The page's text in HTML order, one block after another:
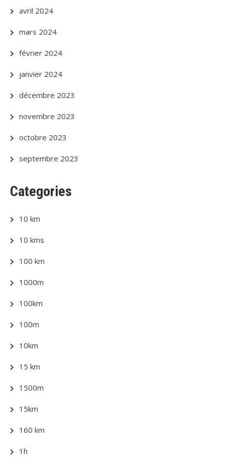
avril 2024
mars 2024
février 2024
janvier 2024
décembre 2023
novembre 2023
octobre 2023
septembre 2023
Categories
10 km
10 kms
100 km
1000m
100km
100m
10km
15 km
1500m
15km
160 km
1h